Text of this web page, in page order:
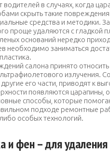
в случаях, когда
скрыть такие
средства и методики.
проще удаляются с гладкой
оснований нередко
необходимо заниматься
салона принято
излучения.
его части, приводят к
появляются царапины,
способы, которые
подходе ремонтные
особых технологий.
и фен – для